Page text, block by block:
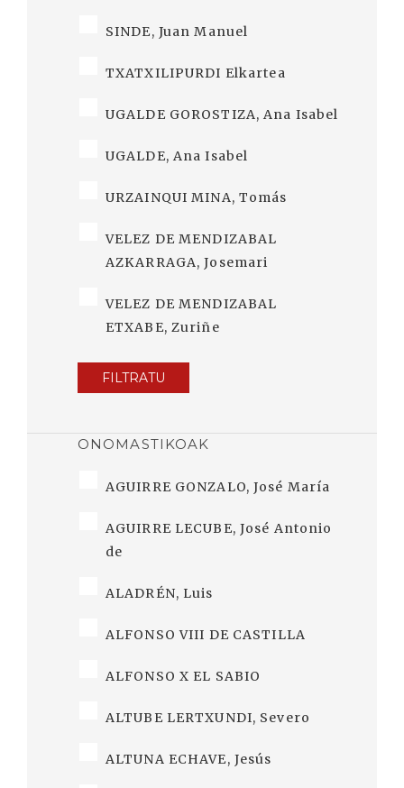
SINDE, Juan Manuel
TXATXILIPURDI Elkartea
UGALDE GOROSTIZA, Ana Isabel
UGALDE, Ana Isabel
URZAINQUI MINA, Tomás
VELEZ DE MENDIZABAL
AZKARRAGA, Josemari
VELEZ DE MENDIZABAL
ETXABE, Zuriñe
FILTRATU
ONOMASTIKOAK
AGUIRRE GONZALO, José María
AGUIRRE LECUBE, José Antonio
de
ALADRÉN, Luis
ALFONSO VIII DE CASTILLA
ALFONSO X EL SABIO
ALTUBE LERTXUNDI, Severo
ALTUNA ECHAVE, Jesús